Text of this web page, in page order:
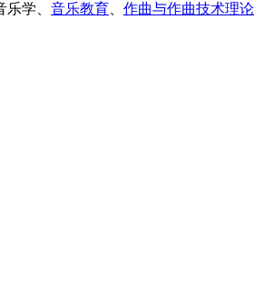
学、 音乐教育 作曲与作曲技术理论